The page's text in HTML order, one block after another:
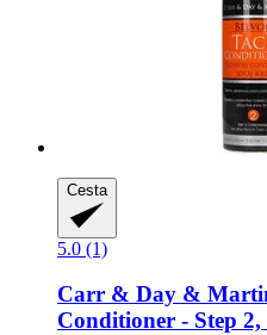
Cesta
5.0 (1)
Carr & Day &
Conditioner -​ Step 2,